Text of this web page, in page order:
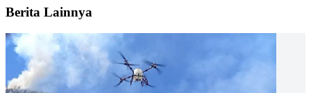
Berita Lainnya